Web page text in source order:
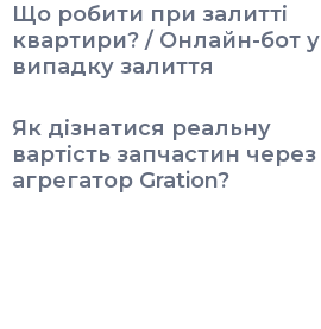
Що робити при залитті
квартири? / Онлайн-бот у
випадку залиття
Як дізнатися реальну
вартість запчастин через
агрегатор Gration?